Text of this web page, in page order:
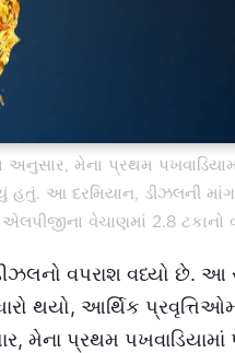
અનુસાર, મેના પ્રથમ
આ દરમિયાન, ડીઝલની
વેચાણમાં 2.8 ટકાનો
વપરાશ વધ્યો છે.
થયો, આર્થિક
મેના પ્રથમ પખવાડિયામાં